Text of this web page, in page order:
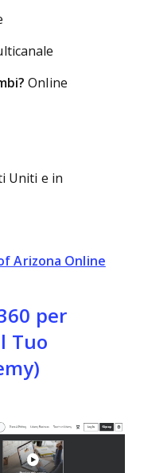
Online
Uniti e in
Arizona Online
per
Tuo